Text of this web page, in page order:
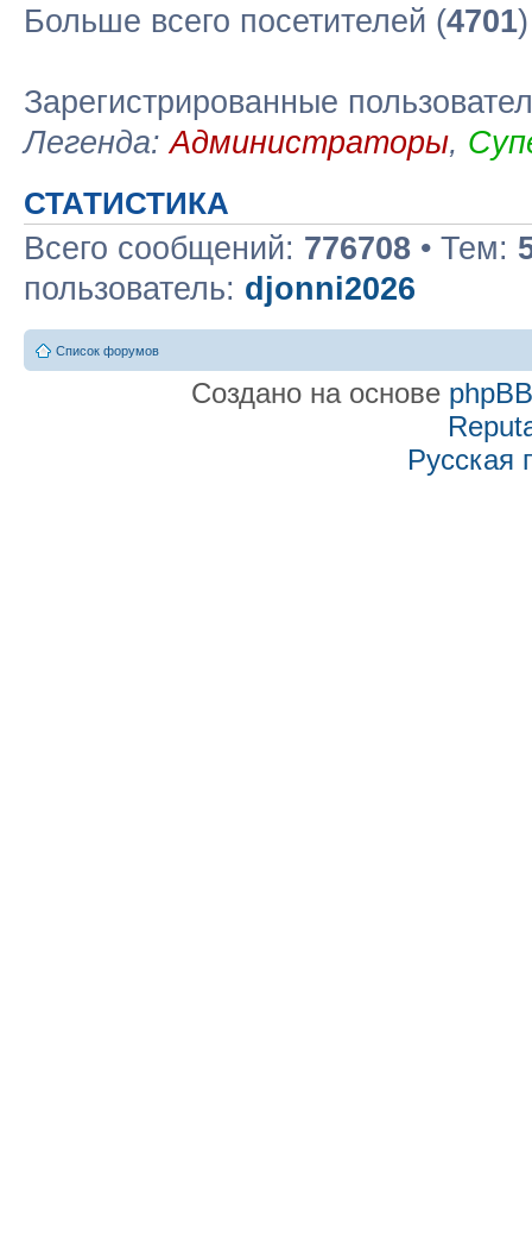
Больше всего посетителей (4701
Зарегистрированные
Легенда:Администраторы,
СТАТИСТИКА
Всего сообщений: 776708 • Тем:
пользователь: djonni2026
Список форумов
Создано на основе phpBB
Русская